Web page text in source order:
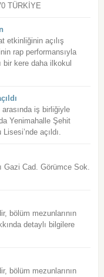
TÜRKİYE
etkinliğinin açılış
rap performansıyla
bir kere daha ilkokul
iş birliğiyle
Yenimahalle Şehit
açıldı.
Gazi Cad. Görümce Sok.
bölüm mezunlarının
detaylı bilgilere
bölüm mezunlarının